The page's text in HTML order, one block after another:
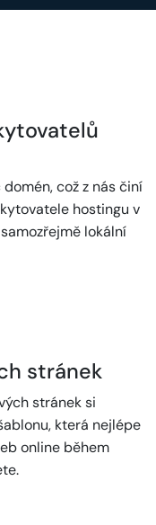
což z nás činí
hostingu v
lokální
stránek
stránek si
která nejlépe
online během